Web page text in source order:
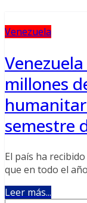
Venezuela
millones
semestre
El país ha
que en todo el
Leer más...